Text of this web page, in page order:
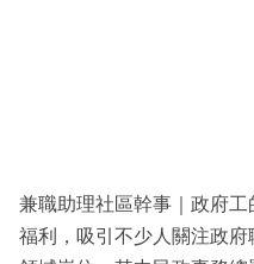
區
兼職助理社區幹事｜政府
福利，吸引不少人關注政